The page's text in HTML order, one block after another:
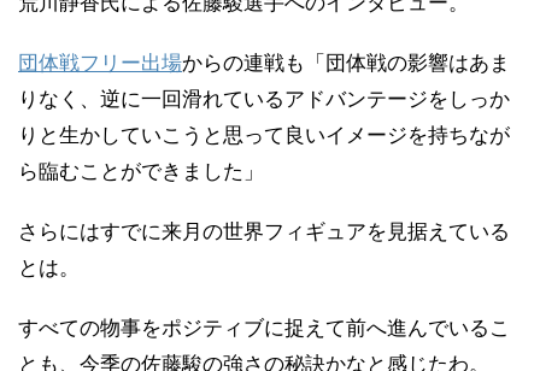
団体戦フリー出場からの連戦も「団体戦の影響はあま
りなく、逆に一回滑れているアドバンテージをしっか
りと生かしていこうと思って良いイメージを持ちなが
ら臨むことができました」
さらにはすでに来月の世界フィギュアを見据えている
とは。
すべての物事をポジティブに捉えて前へ進んでいるこ
とも、今季の佐藤駿の強さの秘訣かなと感じたわ。